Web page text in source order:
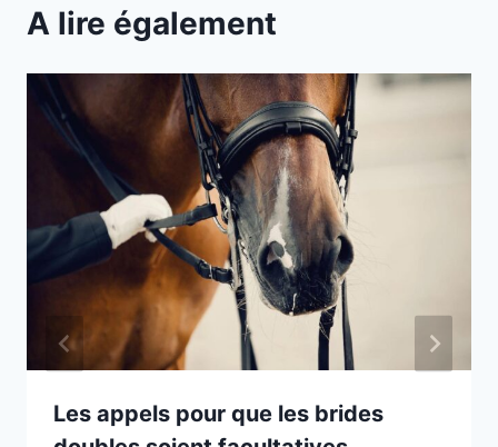
A lire également
Les appels pour que les brides